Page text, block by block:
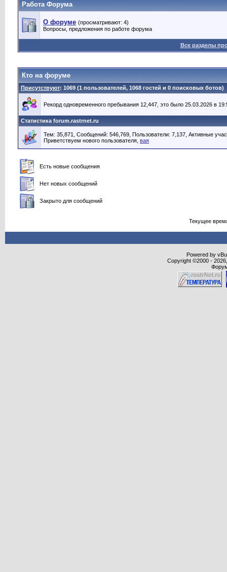
Работа Форума
О форуме (просматривают: 4)
Вопросы, предложения по работе форума
Все разделы
Кто на форуме
Присутствуют: 1069 (1 пользователей, 1068 гостей и 0 поисковых ботов)
Рекорд одновременного пребывания 12,447, это было 25.03.2026 в
Статистика forum.rastrnet.ru
Тем: 35,871, Сообщений: 546,769, Пользователи: 7,137, Активные
Приветствуем нового пользователя, вая
Есть новые сообщения
Нет новых сообщений
Закрыто для сообщений
Текущее
Powered by
Copyright ©2000 -